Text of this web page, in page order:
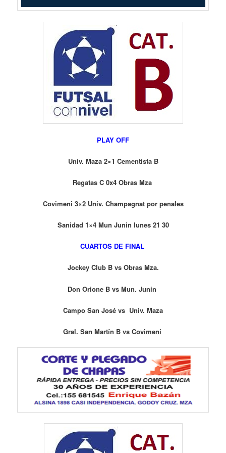
PLAY OFF
Univ. Maza 2×1 Cementista B
Regatas C 0x4 Obras Mza
Covimeni 3×2 Univ. Champagnat por penales
Sanidad 1×4 Mun Junin lunes 21 30
CUARTOS DE FINAL
Jockey Club B vs Obras Mza.
Don Orione B vs Mun. Junin
Campo San José vs Univ. Maza
Gral. San Martín B vs Covimeni